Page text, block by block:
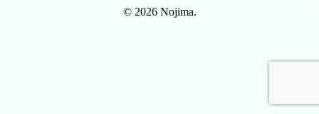
© 2026 Nojima.